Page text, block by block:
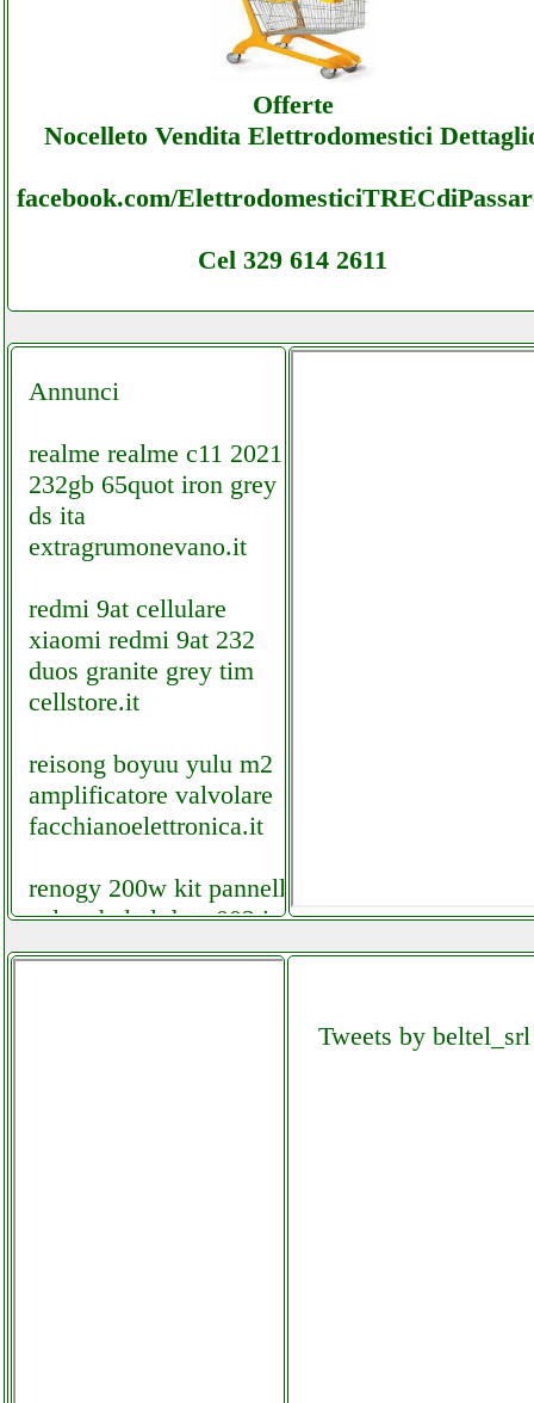
Elettrofemas - Ecommerce Ecommerce
Elettrofemas - Assistenza
Offerte
Nocelleto Vendita Elettrodomestici
facebook.com/
Cel 329 614 2611
Annunci
realme realme c11 2021
232gb 65quot iron grey
ds ita
extragrumonevano.it
redmi 9at cellulare
xiaomi redmi 9at 232
duos granite grey tim
cellstore.it
reisong boyuu yulu m2
amplificatore valvolare
facchianoelettronica.it
renogy 200w kit pannello
solare beltel data 002 it it
custom
Tweets by beltel_srl